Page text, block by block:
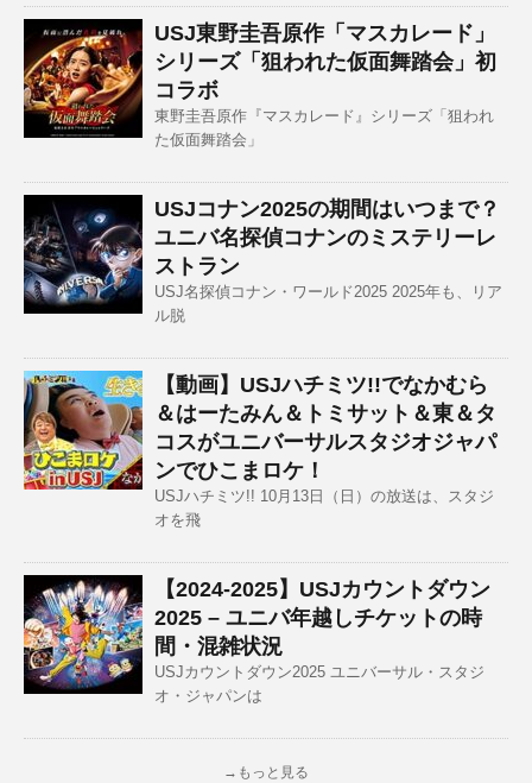
USJ東野圭吾原作「マスカレード」
シリーズ「狙われた仮面舞踏会」初
コラボ
東野圭吾原作『マスカレード』シリーズ「狙われ
た仮面舞踏会」
USJコナン2025の期間はいつまで？
ユニバ名探偵コナンのミステリーレ
ストラン
USJ名探偵コナン・ワールド2025 2025年も、リア
ル脱
【動画】USJハチミツ!!でなかむら
＆はーたみん＆トミサット＆東＆タ
コスがユニバーサルスタジオジャパ
ンでひこまロケ！
USJハチミツ!! 10月13日（日）の放送は、スタジ
オを飛
【2024-2025】USJカウントダウン
2025 – ユニバ年越しチケットの時
間・混雑状況
USJカウントダウン2025 ユニバーサル・スタジ
オ・ジャパンは
→もっと見る